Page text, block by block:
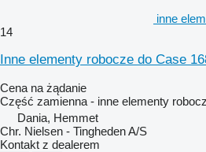
inne
14
Inne elementy robocze do Case
Cena na żądanie
Część zamienna - inne elementy
Dania, Hemmet
Chr. Nielsen - Tingheden A/S
Kontakt z dealerem